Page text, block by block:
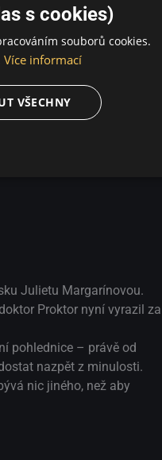
Julietu Margarínovou.
Proktor nyní vyrazil za
pohlednice – právě od
nazpět z minulosti.
nic jiného, než aby
s cookies)
souborů cookies.
Více informací
VŠECHNY